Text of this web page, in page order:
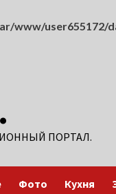
www/user655172/
ПОРТАЛ.
Фото Кухня